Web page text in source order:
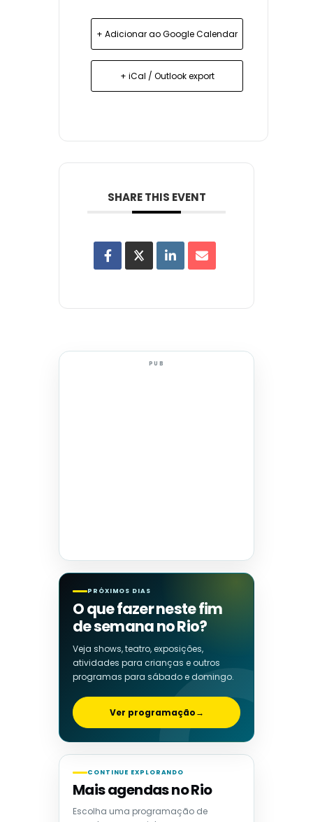
+ Adicionar ao Google Calendar
+ iCal / Outlook export
SHARE THIS EVENT
PUB
PRÓXIMOS DIAS
O que fazer neste fim
de semana no Rio?
Veja shows, teatro, exposições,
atividades para crianças e outros
programas para sábado e domingo.
Ver programação→
CONTINUE EXPLORANDO
Mais agendas no Rio
Escolha uma programação de